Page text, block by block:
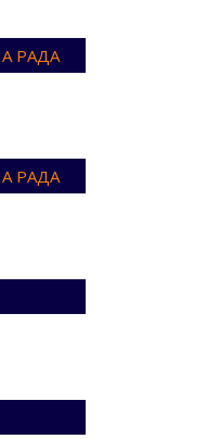
РАДА
РАДА